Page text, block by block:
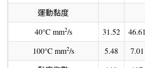
運動黏度
40°C mm2/s 31.52 46.61
100°C mm2/s 5.48 7.01